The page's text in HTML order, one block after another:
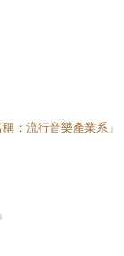
：流行音樂產業系」